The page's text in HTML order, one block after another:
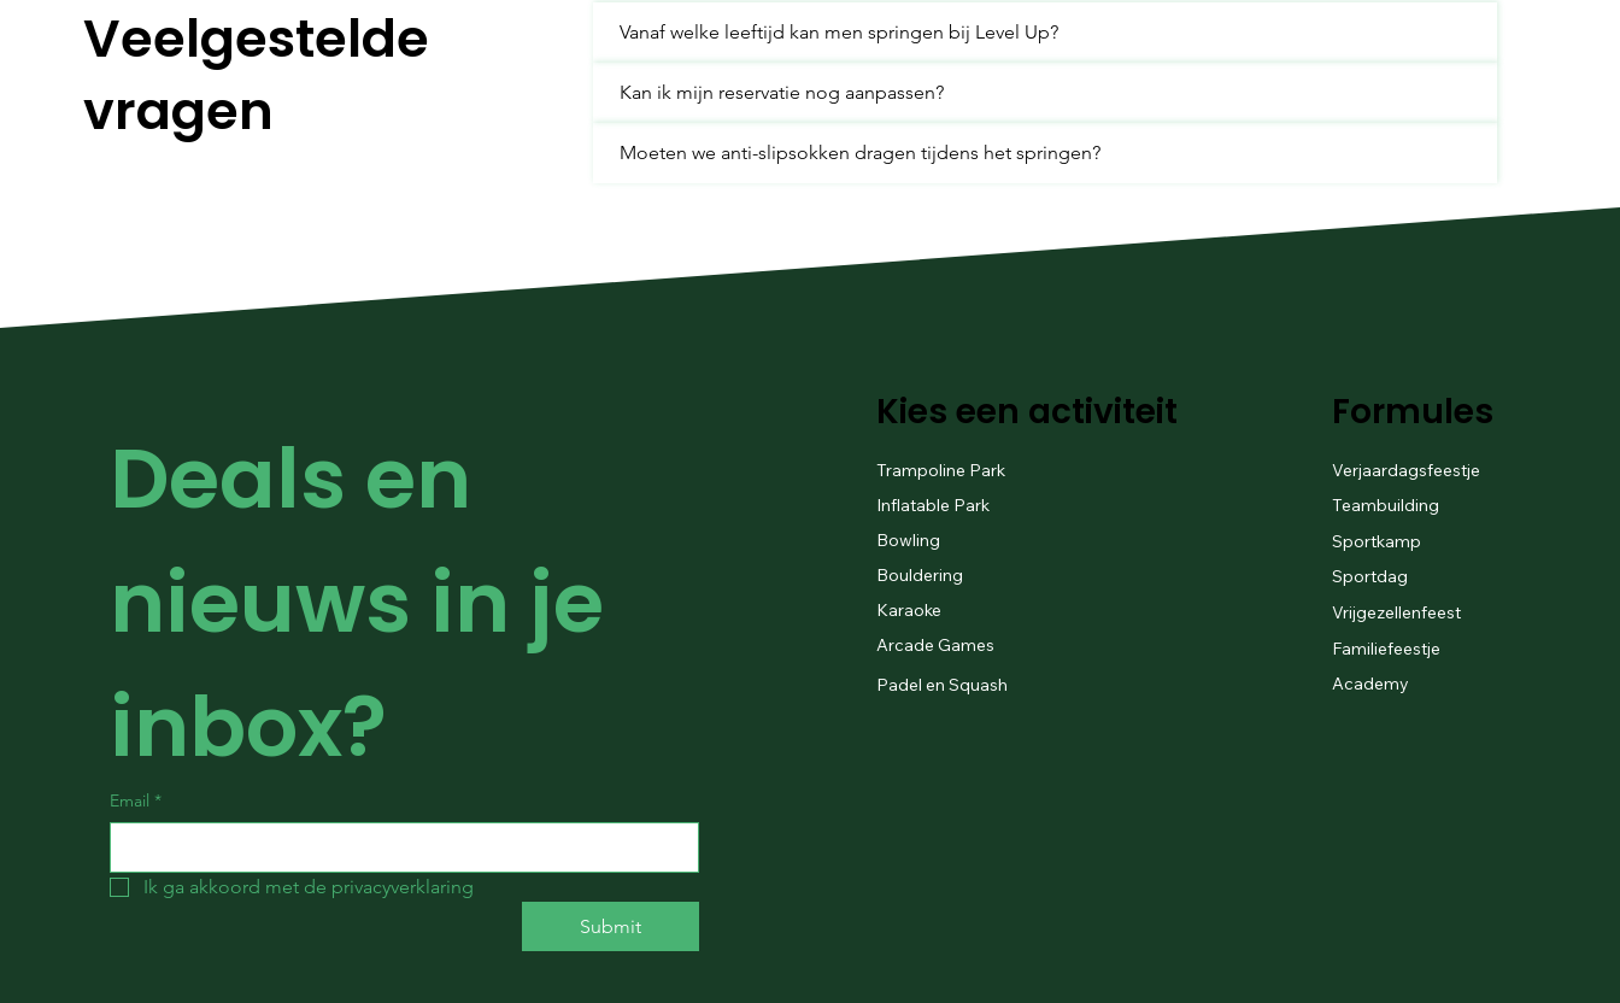
Veelgestelde
vragen
Vanaf welke leeftijd kan men springen bij Level Up?
Kan ik mijn reservatie nog aanpassen?
Moeten we anti-slipsokken dragen tijdens het springen?
Deals en
nieuws in je
inbox?
Email *
Ik ga akkoord met de privacyverklaring
Submit
Arcade Games
Karaoke
Bouldering
Bowling
Inflatable Park
Trampoline Park
Kies een activiteit
Padel en Squash
Formules
Academy
Familiefeestje
Vrijgezellenfeest
Sportdag
Sportkamp
Teambuilding
Verjaardagsfeestje